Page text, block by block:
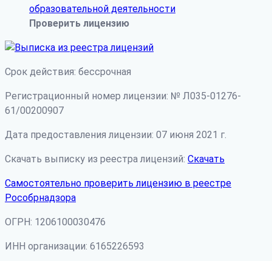
Проверить лицензию
Срок действия: бессрочная
Регистрационный номер лицензии: № Л035-01276-
61/00200907
Дата предоставления лицензии: 07 июня 2021 г.
Скачать выписку из реестра лицензий: Скачать
Самостоятельно проверить лицензию в реестре
Рособрнадзора
ОГРН: 1206100030476
ИНН организации: 6165226593